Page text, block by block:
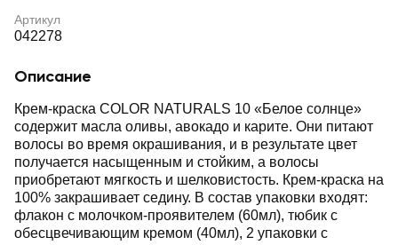
Артикул
042278
Описание
Крем-краска COLOR NATURALS 10 «Белое солнце»
содержит масла оливы, авокадо и карите. Они питают
волосы во время окрашивания, и в результате цвет
получается насыщенным и стойким, а волосы
приобретают мягкость и шелковистость. Крем-краска на
100% закрашивает седину. В состав упаковки входят:
флакон с молочком-проявителем (60мл), тюбик с
обесцвечивающим кремом (40мл), 2 упаковки с